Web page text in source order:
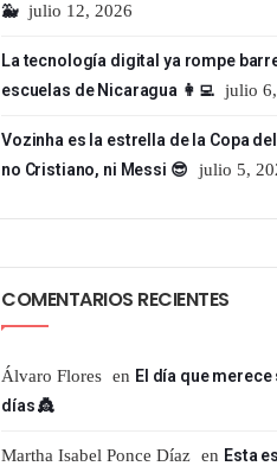
🐳 julio 12, 2026
La tecnología digital ya rompe
escuelas de Nicaragua 👩‍💻 julio
Vozinha es la estrella de la Copa
no Cristiano, ni Messi 😎
julio 5,
COMENTARIOS RECIENTES
Álvaro Flores en El día que
días 👸
Martha Isabel Ponce Díaz en Esta